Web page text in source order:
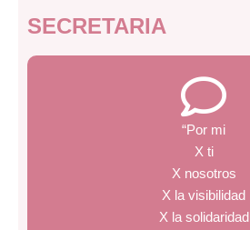
SECRETARIA
“Por mi
X ti
X nosotros
X la visibilidad
X la solidaridad